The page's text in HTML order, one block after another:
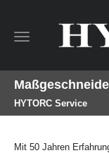
Toggle
HYTORC Service
Mit 50 Jahren